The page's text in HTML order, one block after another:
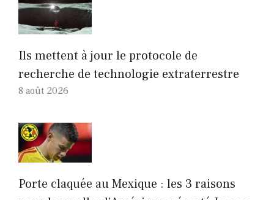
Ils mettent à jour le protocole de
recherche de technologie extraterrestre
8 août 2026
Porte claquée au Mexique : les 3 raisons